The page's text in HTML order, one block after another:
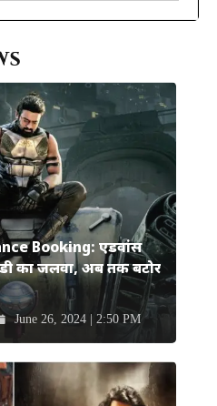
Booking: एडवांस
का जलवा, अब तक बटोर
June 26, 2024 | 2:50 PM